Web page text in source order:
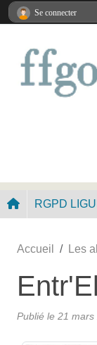
RGPD
Accueil Les
Publié le 21 mars
Se connecter
Panneau de